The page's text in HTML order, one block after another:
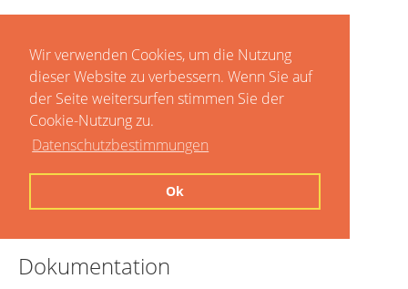
Wir verwenden Cookies, um die Nutzung
dieser Website zu verbessern. Wenn Sie auf
der Seite weitersurfen stimmen Sie der
Cookie-Nutzung zu.
Datenschutzbestimmungen
Ok
Dokumentation